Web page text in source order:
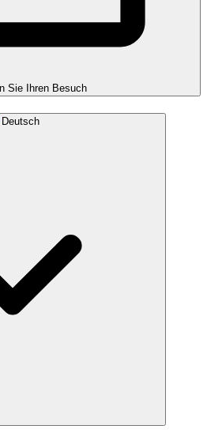
Sie Ihren Besuch
Deutsch